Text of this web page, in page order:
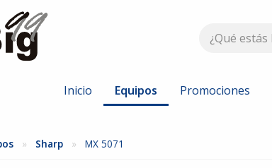
Inicio Equipos
las marcas
Promociones
Sharp MX 5071